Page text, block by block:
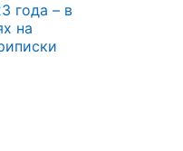
года – в
на